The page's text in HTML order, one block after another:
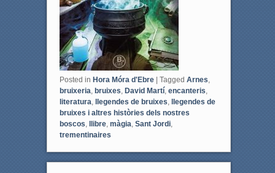
Posted in Hora Móra d'Ebre Tagged Arnes,
bruixeria, bruixes, David Martí, encanteris,
literatura, llegendes de bruixes,
llegendes de
bruixes i altres històries dels nostres
boscos, llibre, màgia, Sant Jordi,
trementinaires